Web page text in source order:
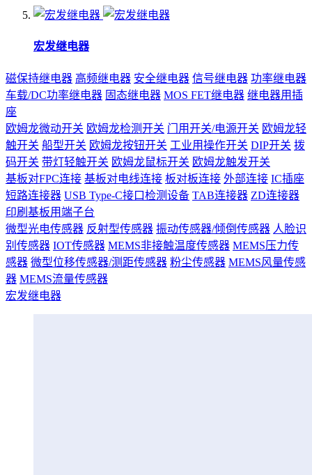
宏发继电器
磁保持继电器 高频继电器 安全继电器 信号继电器 功率继电器
车载/DC功率继电器 固态继电器 MOS FET继电器 继电器用插
座
欧姆龙微动开关 欧姆龙检测开关 门用开关/电源开关 欧姆龙轻
触开关 船型开关 欧姆龙按钮开关 工业用操作开关 DIP开关 拨
码开关 带灯轻触开关 欧姆龙鼠标开关 欧姆龙触发开关
基板对FPC连接 基板对电线连接 板对板连接 外部连接 IC插座
短路连接器 USB Type-C接口检测设备 TAB连接器 ZD连接器
印刷基板用端子台
微型光电传感器 反射型传感器 振动传感器/倾倒传感器 人脸识
别传感器 IOT传感器 MEMS非接触温度传感器 MEMS压力传
感器 微型位移传感器/测距传感器 粉尘传感器 MEMS风量传感
器 MEMS流量传感器
宏发继电器